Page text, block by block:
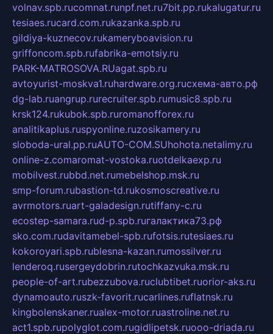
volnav.spb.rucomnat.runpf.net.ru7bit.pp.rukalugatur.ru
tesiaes.rucard.com.rukazanka.spb.ru
gildiya-kuznecov.rukameryboavision.ru
griffoncom.spb.rufabrika-emotsiy.ru
PARK-MATROSOVA.RUagat.spb.ru
avtoyurist-moskva1.ruhardware.org.ruсхема-авто.рф
dg-lab.ruangrup.rurecruiter.spb.rumusic8.spb.ru
krsk124.rukubok.spb.ruromanofforex.ru
analitikaplus.ruspyonline.ruzosikamery.ru
sloboda-ural.pp.ruAUTO-COM.SUhohota.netalimy.ru
online-z.comaromat-vostoka.ruotdelkaexp.ru
mobilvest.rubbd.net.rumebelshop.msk.ru
smp-forum.rubastion-td.rukosmoscreative.ru
avrmotors.ruart-galadesign.rutiffany-c.ru
ecostep-samara.rud-p.spb.ruгалактика73.рф
sko.com.rudavitamebel-spb.rufotsis.rutesiaes.ru
kokoroyari.spb.rublesna-kazan.rumossilver.ru
lenderoq.rusergeydobrin.rutochkazvuka.msk.ru
people-of-art.rubezzubova.ruclubtibet.ruorior-aks.ru
dynamoauto.ruszk-favorit.rucarlines.ruflatnsk.ru
kingbolenskaner.rualex-motor.ruastroline.net.ru
act1.spb.rupolyglot.com.rugidlipetsk.ruooo-driada.ru